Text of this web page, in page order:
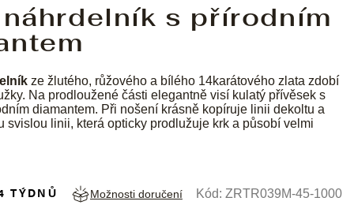
s přírodním
ze žlutého, růžového a bílého 14karátového zlata zdobí
Na prodloužené části elegantně visí kulatý přívěsek s
diamantem. Při nošení krásně kopíruje linii dekoltu a
svislou linii, která opticky prodlužuje krk a působí velmi
TÝDNŮ Možnosti doručení Kód: ZRTR039M-45-1000